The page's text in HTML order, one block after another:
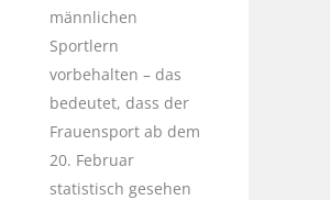
männlichen
Sportlern
vorbehalten – das
bedeutet, dass der
Frauensport ab dem
20. Februar
statistisch gesehen